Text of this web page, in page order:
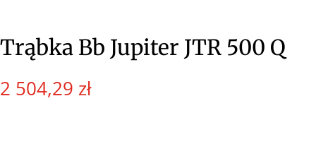
Trąbka Bb Jupiter JTR 500 Q
2 504,29 zł